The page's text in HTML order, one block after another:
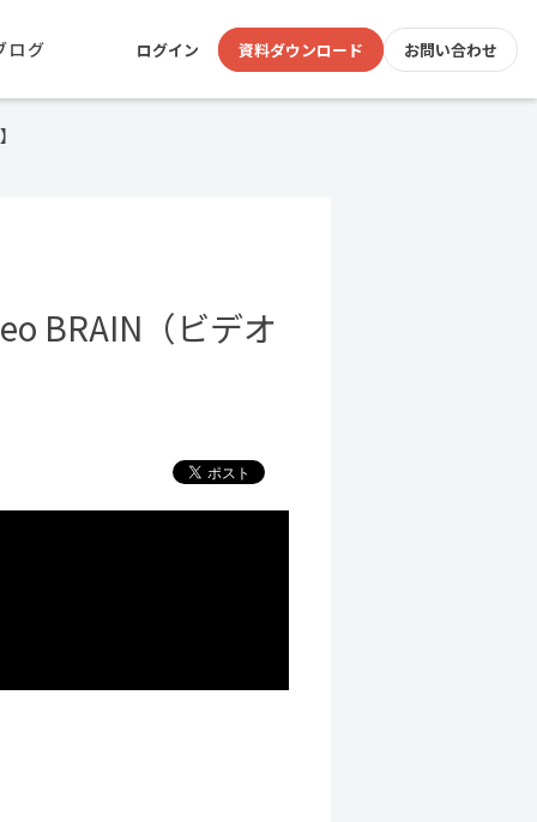
ログ ログイン 資料ダウンロード お問い合わせ
BRAIN（ビデオ